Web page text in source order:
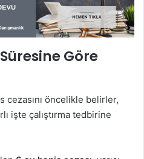
Göre
cezasını öncelikle belirler,
işte çalıştırma tedbirine